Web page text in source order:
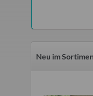
Neu im